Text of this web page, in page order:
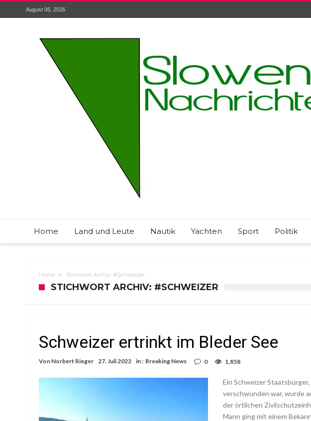
August 06, 2026
Home Land und Leute Nautik Yachten Sport Politik
Home Stichwort Archiv: #Schweizer
STICHWORT ARCHIV: #SCHWEIZER
Schweizer ertrinkt im Bleder See
Von Norbert Rieger 27. Juli 2022 in : Breaking News 0 1,858
Ein Schweizer
verschwunden war, wurde
der örtlichen
Mann ging mit einem